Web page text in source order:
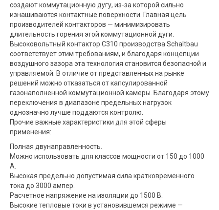
создают коммутационную дугу, из-за которой сильно
изнашиваются контактные поверхности. Главная цель
производителей контакторов — минимизировать
длительность горения этой коммутационной дуги.
Высоковольтный контактор C310 производства Schaltbau
соответствует этим требованиям, и благодаря концепции
воздушного зазора эта технология становится безопасной и
управляемой. В отличие от представленных на рынке
решений можно отказаться от капсулированной
газонаполненной коммутационной камеры. Благодаря этому
переключения в диапазоне предельных нагрузок
однозначно лучше поддаются контролю.
Прочие важные характеристики для этой сферы
применения:
Полная двунаправленность.
Можно использовать для классов мощности от 150 до 1000
A.
Высокая предельно допустимая сила кратковременного
тока до 3000 ампер.
Расчетное напряжение на изоляции до 1500 В.
Высокие тепловые токи в установившемся режиме —